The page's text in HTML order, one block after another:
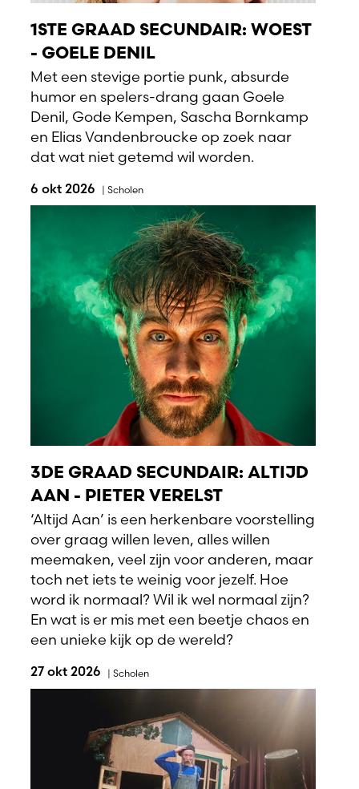
1STE GRAAD SECUNDAIR: WOEST
- GOELE DENIL
Met een stevige portie punk, absurde
humor en spelers-drang gaan Goele
Denil, Gode Kempen, Sascha Bornkamp
en Elias Vandenbroucke op zoek naar
dat wat niet getemd wil worden.
6 okt 2026 | Scholen
3DE GRAAD SECUNDAIR: ALTIJD
AAN - PIETER VERELST
‘Altijd Aan’ is een herkenbare voorstelling
over graag willen leven, alles willen
meemaken, veel zijn voor anderen, maar
toch net iets te weinig voor jezelf. Hoe
word ik normaal? Wil ik wel normaal zijn?
En wat is er mis met een beetje chaos en
een unieke kijk op de wereld?
27 okt 2026 | Scholen